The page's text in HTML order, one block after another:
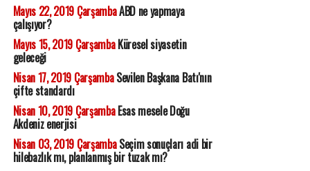
Mayıs 22, 2019 ÇarşambaABD ne yapmaya
çalışıyor?
Mayıs 15, 2019 ÇarşambaKüresel siyasetin
geleceği
Nisan 17, 2019 ÇarşambaSevilen Başkana Batı'nın
çifte standardı
Nisan 10, 2019 ÇarşambaEsas mesele Doğu
Akdeniz enerjisi
Nisan 03, 2019 ÇarşambaSeçim sonuçları adi bir
hilebazlık mı, planlanmış bir tuzak mı?